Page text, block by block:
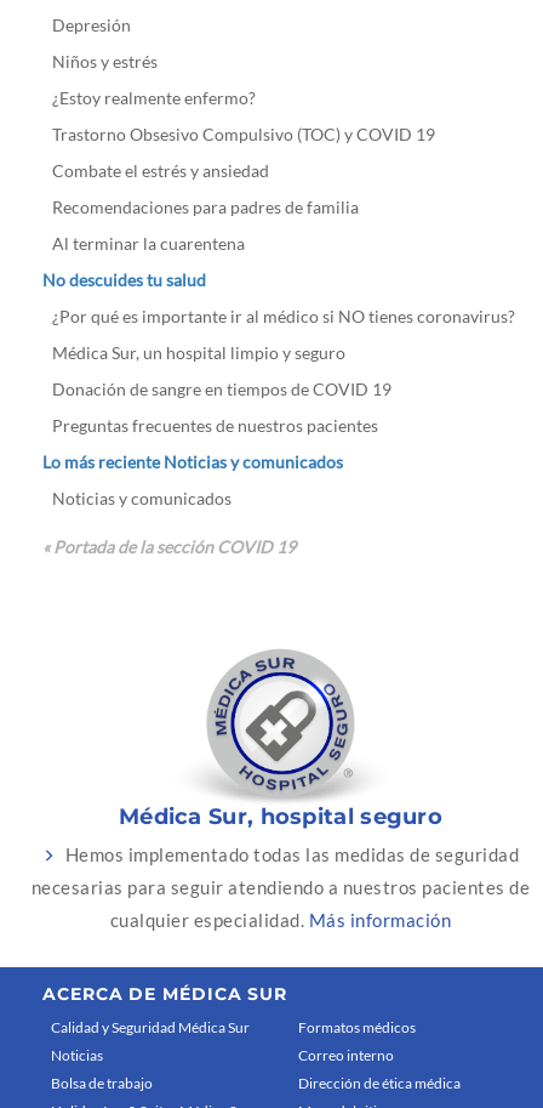
Depresión
Niños y estrés
¿Estoy realmente enfermo?
Trastorno Obsesivo Compulsivo (TOC) y COVID 19
Combate el estrés y ansiedad
Recomendaciones para padres de familia
Al terminar la cuarentena
No descuides tu salud
¿Por qué es importante ir al médico si NO tienes coronavirus?
Médica Sur, un hospital limpio y seguro
Donación de sangre en tiempos de COVID 19
Preguntas frecuentes de nuestros pacientes
Lo más reciente Noticias y comunicados
Noticias y comunicados
« Portada de la sección COVID 19
Médica Sur, hospital seguro
Hemos implementado todas las medidas de seguridad
necesarias para seguir atendiendo a nuestros pacientes de
cualquier especialidad. Más información
ACERCA DE MÉDICA SUR
Calidad y Seguridad Médica Sur
Noticias
Bolsa de trabajo
Formatos médicos
Correo interno
Dirección de ética médica